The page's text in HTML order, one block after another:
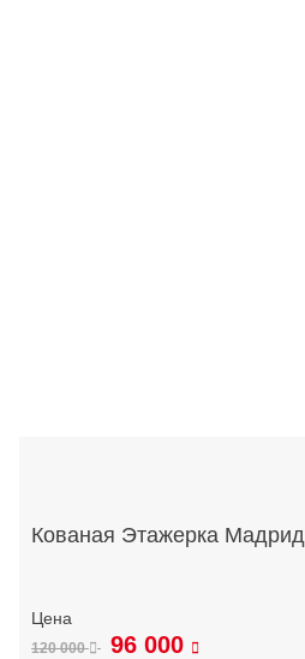
Кованая Этажерка Мадрид
120 000 96 000